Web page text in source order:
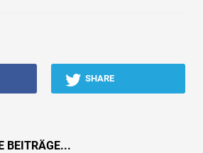
SHARE
BEITRÄGE...